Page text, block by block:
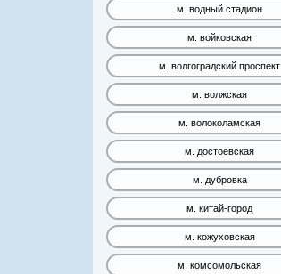
м. водный стадион
м. войковская
м. волгоградский проспект
м. волжская
м. волоколамская
м. достоевская
м. дубровка
м. китай-город
м. кожуховская
м. комсомольская